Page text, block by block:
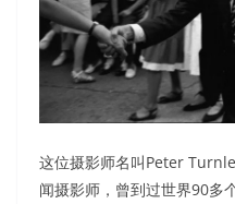
这位摄影师名叫Peter
闻摄影师，曾到过世界90多